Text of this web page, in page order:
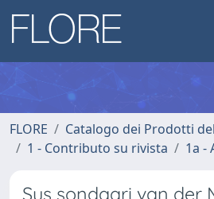
FLORE
Catalogo dei Prodotti
1 - Contributo su rivista
1a -
Sus sondaari van der